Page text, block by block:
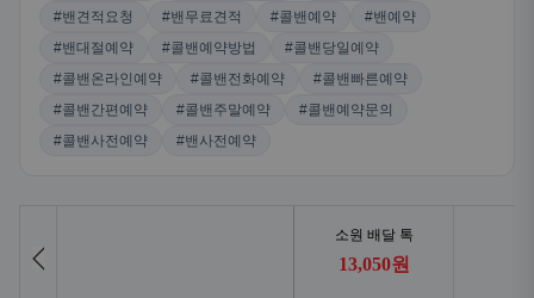
#밴견적요청
#밴무료견적 #콜밴예약
#밴예약
#밴대절예약
#콜밴예약방법
#콜밴당일예약
#콜밴온라인예약
#콜밴전화예약
#콜밴빠른예약
#콜밴간편예약
#콜밴주말예약
#콜밴예약문의
#콜밴사전예약
#밴사전예약